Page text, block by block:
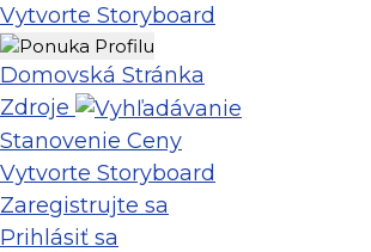
Vytvorte Storyboard
Domovská Stránka
Zdroje
Stanovenie Ceny
Vytvorte Storyboard
Zaregistrujte sa
Prihlásiť sa